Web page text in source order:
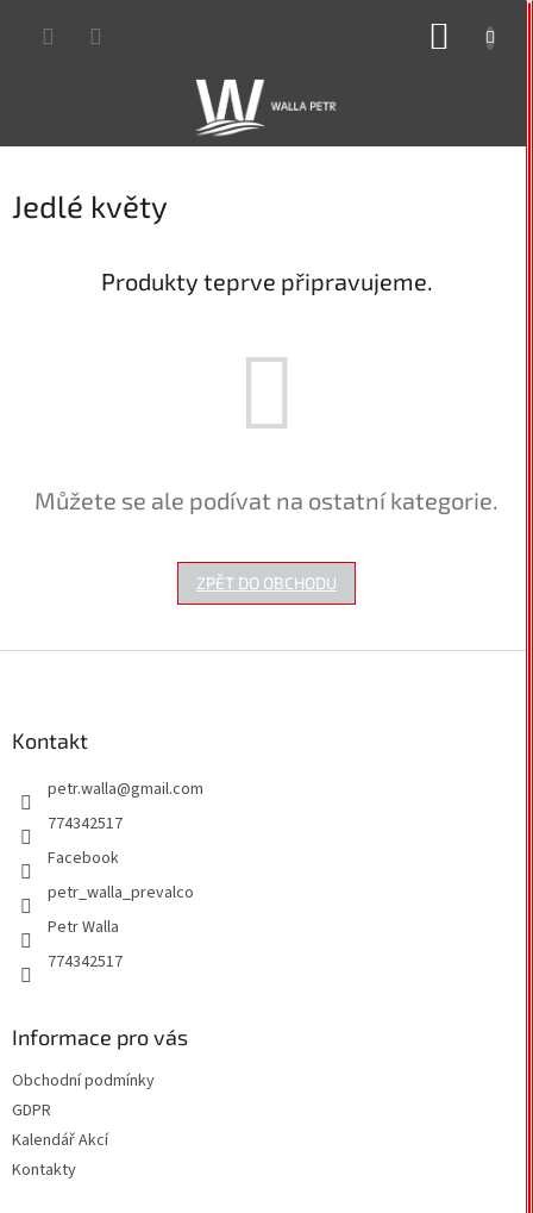
Jedlé květy
Produkty teprve připravujeme.
Můžete se ale podívat na ostatní kategorie.
ZPĚT DO OBCHODU
Kontakt
petr.walla@gmail.com
774342517
Facebook
petr_walla_prevalco
Petr Walla
774342517
Informace pro vás
Obchodní podmínky
GDPR
Kalendář Akcí
Kontakty